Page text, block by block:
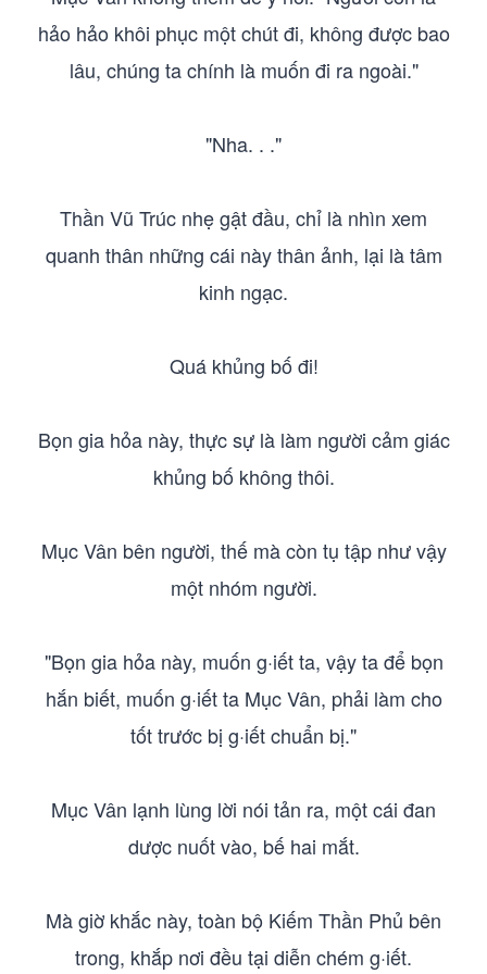
hảo hảo khôi phục một chút đi, không được bao
lâu, chúng ta chính là muốn đi ra ngoài."
"Nha. . ."
Thần Vũ Trúc nhẹ gật đầu, chỉ là nhìn xem
quanh thân những cái này thân ảnh, lại là tâm
kinh ngạc.
Quá khủng bố đi!
Bọn gia hỏa này, thực sự là làm người cảm giác
khủng bố không thôi.
Mục Vân bên người, thế mà còn tụ tập như vậy
một nhóm người.
"Bọn gia hỏa này, muốn g·iết ta, vậy ta để bọn
hắn biết, muốn g·iết ta Mục Vân, phải làm cho
tốt trước bị g·iết chuẩn bị."
Mục Vân lạnh lùng lời nói tản ra, một cái đan
dược nuốt vào, bế hai mắt.
Mà giờ khắc này, toàn bộ Kiếm Thần Phủ bên
trong, khắp nơi đều tại diễn chém g·iết.